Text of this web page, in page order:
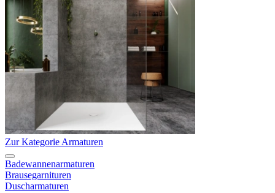
Zur Kategorie Armaturen
Badewannenarmaturen
Brausegarnituren
Duscharmaturen